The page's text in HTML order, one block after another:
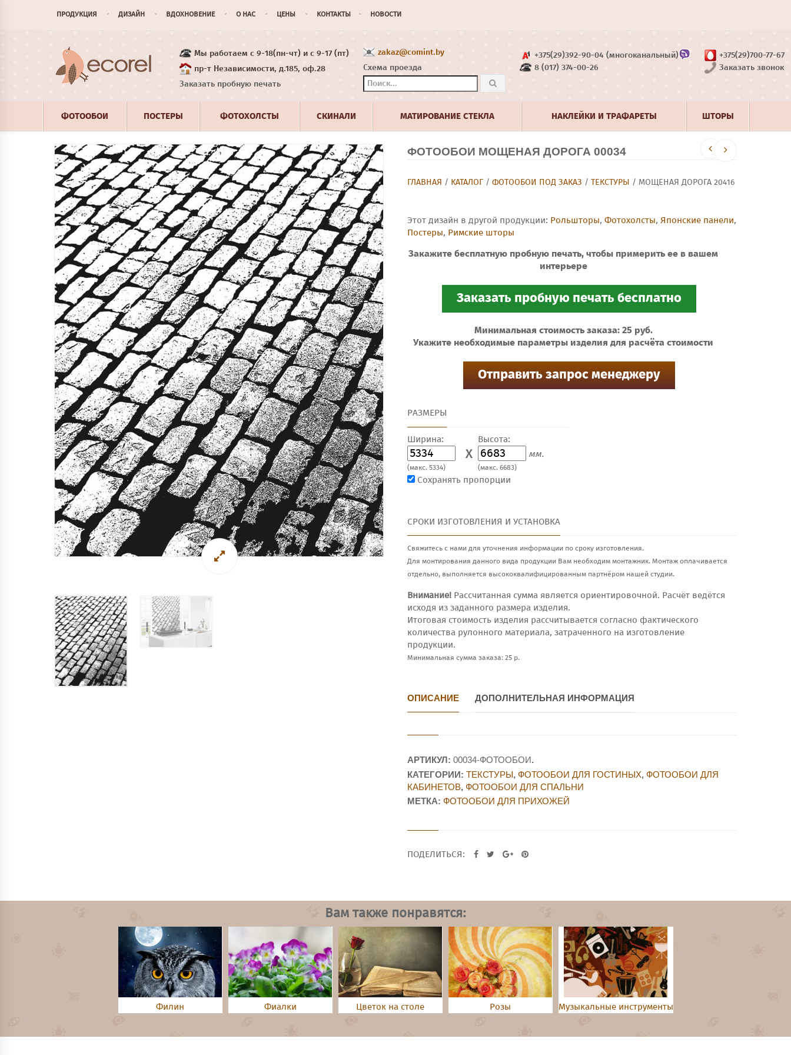
ПРОДУКЦИЯ ДИЗАЙН ВДОХНОВЕНИЕ О НАС ЦЕНЫ КОНТАКТЫ НОВОСТИ
Мы работаем с 9-18(пн-чт) и с 9-17 (пт)
пр-т Независимости, д.185, оф.28
Заказать пробную печать
zakaz@comint.by
Схема проезда
+375(29)392-90-04 (многоканальный)
8 (017) 374-00-26
+375(29)700-77-67
Заказать звонок
ФОТООБОИ ПОСТЕРЫ ФОТОХОЛСТЫ СКИНАЛИ МАТИРОВАНИЕ СТЕКЛА НАКЛЕЙКИ И ТРАФАРЕТЫ ШТОРЫ
ФОТООБОИ МОЩЕНАЯ ДОРОГА 00034
ГЛАВНАЯ / КАТАЛОГ / ФОТООБОИ ПОД ЗАКАЗ / ТЕКСТУРЫ / МОЩЕНАЯ ДОРОГА 20416
Этот дизайн в другой продукции: Рольшторы, Фотохолсты, Японские панели,
Постеры, Римские шторы
Закажите бесплатную пробную печать, чтобы примерить ее в вашем
интерьере
Минимальная стоимость заказа: 25 руб.
Укажите необходимые параметры изделия для расчёта стоимости
РАЗМЕРЫ
Ширина:
X
(макс. 5334)
Высота:
мм.
(макс. 6683)
Сохранять пропорции
СРОКИ ИЗГОТОВЛЕНИЯ И УСТАНОВКА
Свяжитесь с нами для уточнения информации по сроку изготовления.
Для монтирования данного вида продукции Вам необходим монтажник. Монтаж оплачивается
отдельно, выполняется высококвалифицированным партнёром нашей студии.
Внимание! Рассчитанная сумма является ориентировочной. Расчёт ведётся
исходя из заданного размера изделия.
Итоговая стоимость изделия рассчитывается согласно фактического
количества рулонного материала, затраченного на изготовление
продукции.
Минимальная сумма заказа: 25 р.
ОПИСАНИЕ ДОПОЛНИТЕЛЬНАЯ ИНФОРМАЦИЯ
АРТИКУЛ: 00034-ФОТООБОИ.
КАТЕГОРИИ: ТЕКСТУРЫ, ФОТООБОИ ДЛЯ ГОСТИНЫХ, ФОТООБОИ ДЛЯ
КАБИНЕТОВ, ФОТООБОИ ДЛЯ СПАЛЬНИ
МЕТКА: ФОТООБОИ ДЛЯ ПРИХОЖЕЙ
ПОДЕЛИТЬСЯ:
Вам также понравятся:
Филин Фиалки Цветок на столе Розы Музыкальные инструменты